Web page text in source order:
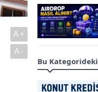
A+
A-
Bu